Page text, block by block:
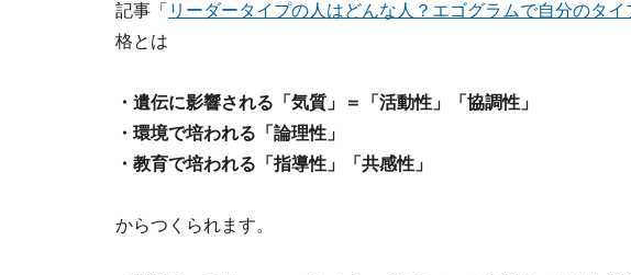
記事「 リーダータイプの人はどんな人？エゴグラムで自分のタイ
格とは
・遺伝に影響される「気質」＝「活動性」「協調性」
・環境で培われる「論理性」
・教育で培われる「指導性」「共感性」
からつくられます。